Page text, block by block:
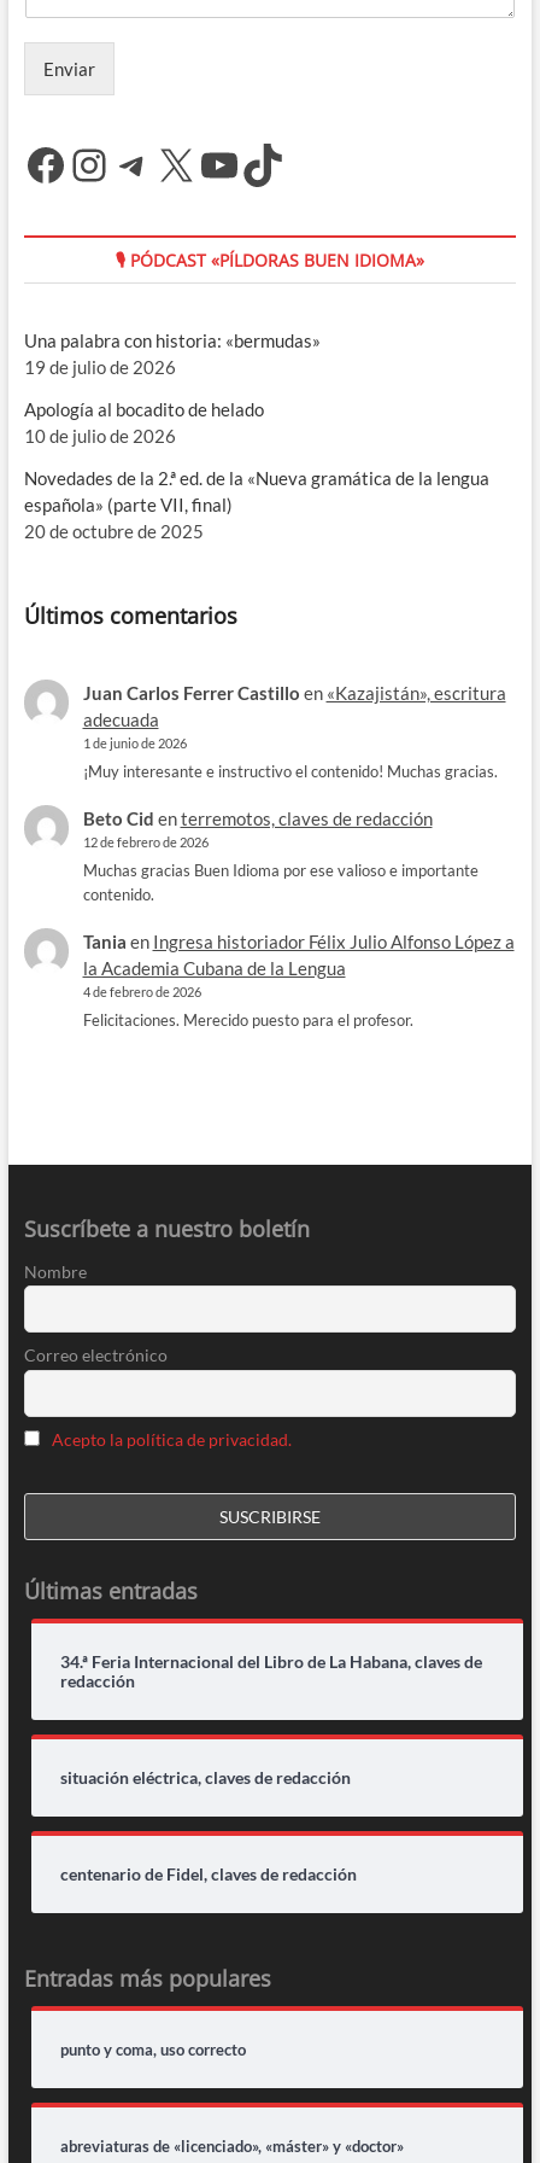
Enviar
Facebook
Instagram
Telegram
X YouTube
TikTok
🎙 PÓDCAST «PÍLDORAS BUEN IDIOMA»
Una palabra con historia: «bermudas»
19 de julio de 2026
Apología al bocadito de helado
10 de julio de 2026
Novedades de la 2.ª ed. de la «Nueva gramática de la lengua
española» (parte VII, final)
20 de octubre de 2025
Últimos comentarios
Juan Carlos Ferrer Castillo en «Kazajistán», escritura
adecuada
1 de junio de 2026
¡Muy interesante e instructivo el contenido! Muchas gracias.
Beto Cid enterremotos, claves de redacción
12 de febrero de 2026
Muchas gracias Buen Idioma por ese valioso e importante
contenido.
Tania en Ingresa historiador Félix Julio Alfonso López a
la Academia Cubana de la Lengua
4 de febrero de 2026
Felicitaciones. Merecido puesto para el profesor.
Suscríbete a nuestro boletín
Nombre
Correo electrónico
Acepto la política de privacidad.
Últimas entradas
34.ª Feria Internacional del Libro de La Habana, claves de
redacción
situación eléctrica, claves de redacción
centenario de Fidel, claves de redacción
Entradas más populares
punto y coma, uso correcto
abreviaturas de «licenciado», «máster» y «doctor»